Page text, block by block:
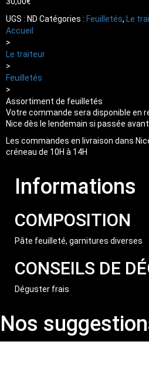
UGS : ND Catégories : Feuilletés, Le
Accueil
>
Le traiteur
>
Feuilletés
>
Assortiment de feuilletés
Votre commande sera disponible en
Nice dès le lendemain si passée
Les commandes en livraison dans
créneau de 10H à 14H
Informations
COMPOSITION
Pâte feuilleté, garnitures diverses
CONSEILS DE
Déguster frais
Nos